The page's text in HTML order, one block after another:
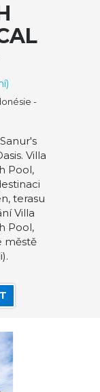
-
Villa
Pool,
terasu
Villa
Pool,
městě